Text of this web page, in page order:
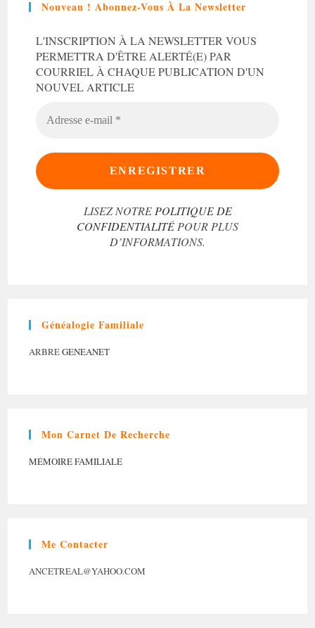
Nouveau ! Abonnez-Vous À La Newsletter
L'INSCRIPTION À LA NEWSLETTER VOUS
PERMETTRA D'ÊTRE ALERTÉ(E) PAR
COURRIEL À CHAQUE PUBLICATION D'UN
NOUVEL ARTICLE
LISEZ NOTRE POLITIQUE DE
CONFIDENTIALITÉ POUR PLUS
D’INFORMATIONS.
Généalogie Familiale
ARBREGENEANET
Mon Carnet De Recherche
MÉMOIRE FAMILIALE
Me Contacter
ANCETREAL@YAHOO.COM